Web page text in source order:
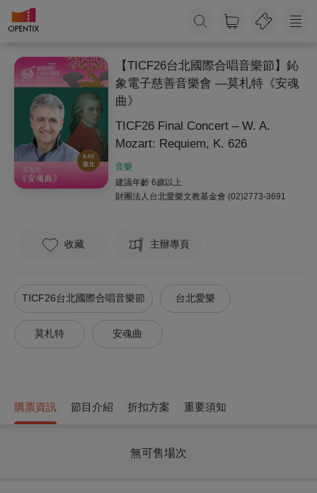
【TICF26台北國際合唱音樂節】鈊
象電子慈善音樂會 —莫札特《安魂
曲》
TICF26 Final Concert – W. A.
Mozart: Requiem, K. 626
音樂
建議年齡 6歲以上
財團法人台北愛樂文教基金會 (02)2773-3691
收藏 主辦專頁
TICF26台北國際合唱音樂節 台北愛樂
莫札特 安魂曲
購票資訊 節目介紹 折扣方案 重要須知
無可售場次